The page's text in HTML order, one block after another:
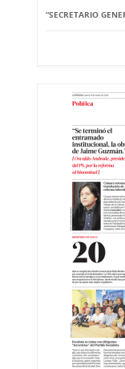
“SECRETARIO